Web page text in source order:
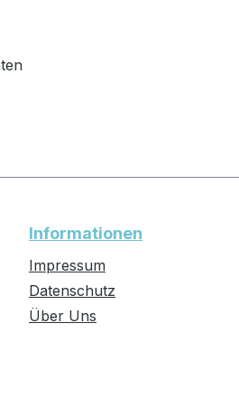
Informationen
Impressum
Datenschutz
Über Uns